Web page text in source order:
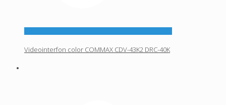
Videointerfon color COMMAX CDV-43K2 DRC-40K